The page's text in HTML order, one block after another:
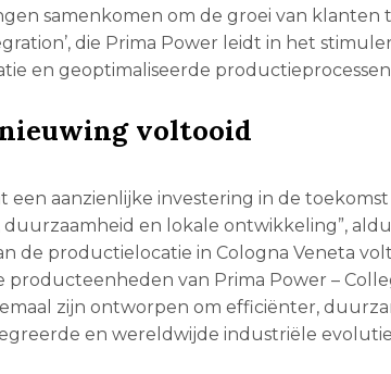
samenkomen om de groei van
die Prima Power leidt in het
en geoptimaliseerde
voltooid
aanzienlijke investering in de
duurzaamheid en lokale ontwikkeling”,
de productielocatie in Cologna Veneta
van Prima Power –
zijn ontworpen om efficiënter,
en wereldwijde industriële